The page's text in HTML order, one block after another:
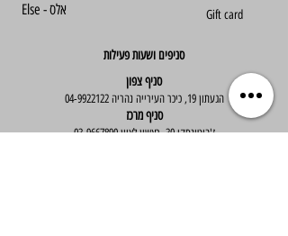
Else - אלס
Gift card
סניפים ושעות פעילות
סניף צפון
הגעתון 19, כיכר העירייה נהריה 04-9922122
סניף מרכז
ז'בוטינסקי 30, ראשון לציון 03-9667890